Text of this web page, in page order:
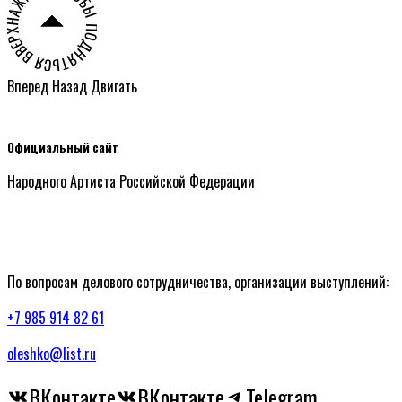
НАЖМИТЕ ЧТОБЫ ПОДНЯТЬСЯ ВВЕРХ СТРАНИЦЫ ○
Вперед Назад Двигать
Официальный сайт
Народного Артиста Российской Федерации
По вопросам делового сотрудничества, организации выступлений:
+7 985 914 82 61
oleshko@list.ru